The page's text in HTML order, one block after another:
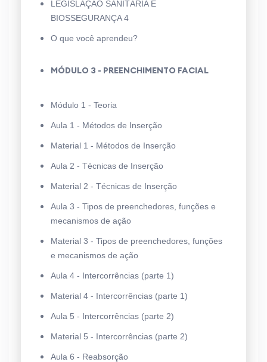
LEGISLAÇÃO SANITÁRIA E
BIOSSEGURANÇA 4
O que você aprendeu?
MÓDULO 3 - PREENCHIMENTO FACIAL
Módulo 1 - Teoria
Aula 1 - Métodos de Inserção
Material 1 - Métodos de Inserção
Aula 2 - Técnicas de Inserção
Material 2 - Técnicas de Inserção
Aula 3 - Tipos de preenchedores, funções e
mecanismos de ação
Material 3 - Tipos de preenchedores, funções
e mecanismos de ação
Aula 4 - Intercorrências (parte 1)
Material 4 - Intercorrências (parte 1)
Aula 5 - Intercorrências (parte 2)
Material 5 - Intercorrências (parte 2)
Aula 6 - Reabsorção